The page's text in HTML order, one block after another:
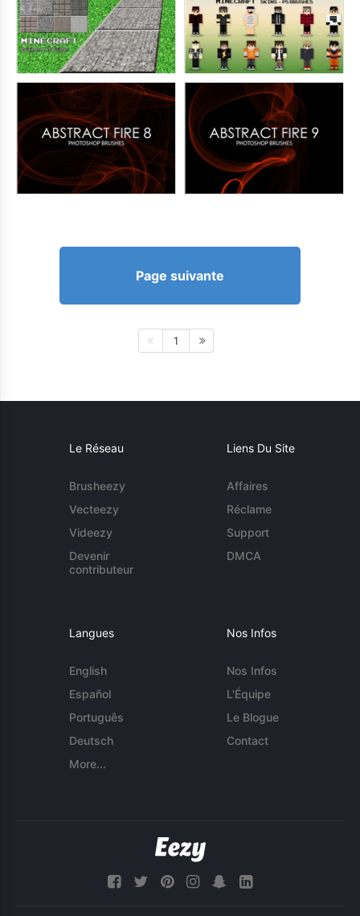
Page suivante
1
Le Réseau
Brusheezy
Vecteezy
Videezy
Devenir
contributeur
Liens Du Site
Affaires
Réclame
Support
DMCA
Langues
English
Español
Português
Deutsch
More...
Nos Infos
Nos Infos
L'Équipe
Le Blogue
Contact